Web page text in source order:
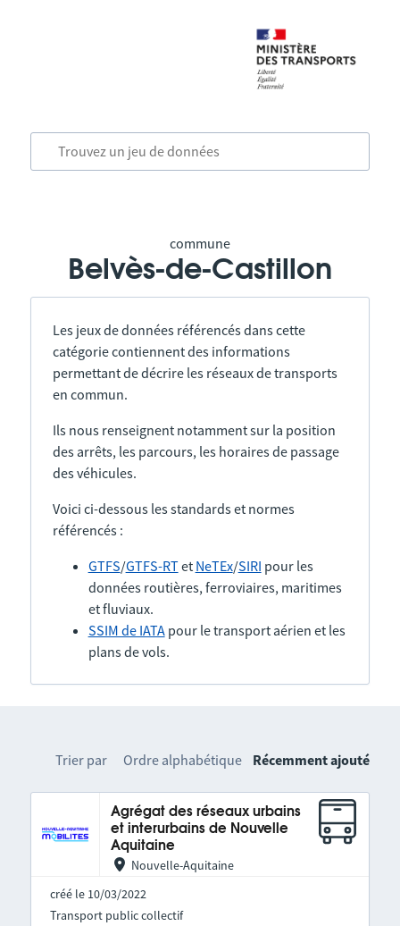
commune
Belvès-de-Castillon
Les jeux de données référencés dans cette
catégorie contiennent des informations
permettant de décrire les réseaux de transports
en commun.
Ils nous renseignent notamment sur la position
des arrêts, les parcours, les horaires de passage
des véhicules.
Voici ci-dessous les standards et normes
référencés :
GTFS/GTFS-RTet NeTEx/SIRI pour les
données routières, ferroviaires, maritimes
et fluviaux.
SSIM de IATApour le transport aérien et les
plans de vols.
Trier par Ordre alphabétique Récemment ajouté
Agrégat des réseaux urbains
et interurbains de Nouvelle
Aquitaine
Nouvelle-Aquitaine
créé le 10/03/2022
Transport public collectif